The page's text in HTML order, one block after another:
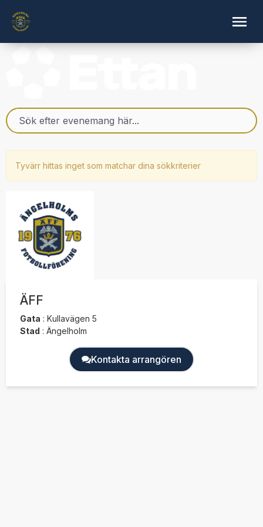
Tyvärr hittas inget som matchar dina sökkriterier
ÄFF
Gata : Kullavägen 5
Stad : Ängelholm
Kontakta arrangören